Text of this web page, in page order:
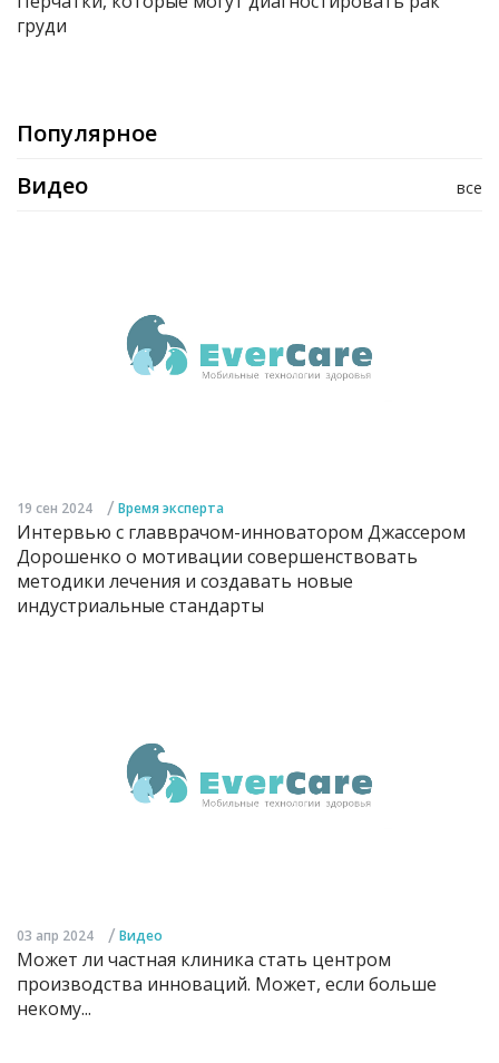
груди
Популярное
все
Видео
19 сен 2024 / Время эксперта
Интервью с главврачом-инноватором Джассером
Дорошенко о мотивации совершенствовать
методики лечения и создавать новые
индустриальные стандарты
03 апр 2024 / Видео
Может ли частная клиника стать центром
производства инноваций. Может, если больше
некому...